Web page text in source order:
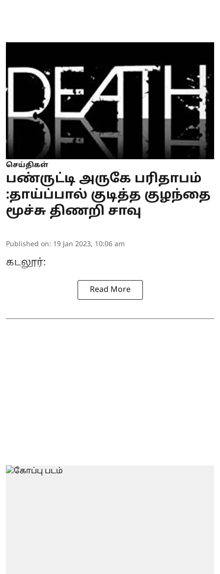
செய்திகள்
பண்ருட்டி அருகே பரிதாபம்
:தாய்ப்பால் குடித்த குழந்தை
மூச்சு திணறி சாவு
Published on: 19 Jan 2023, 10:06 am
கடலூர்:
Read More